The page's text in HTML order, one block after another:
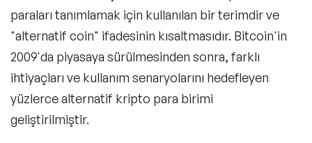
paraları tanımlamak için kullanılan bir terimdir ve
"alternatif coin" ifadesinin kısaltmasıdır. Bitcoin'in
2009'da piyasaya sürülmesinden sonra, farklı
ihtiyaçları ve kullanım senaryolarını hedefleyen
yüzlerce alternatif kripto para birimi
geliştirilmiştir.